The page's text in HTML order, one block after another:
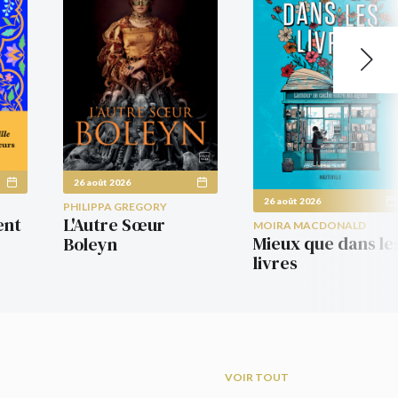
26 août 2026
PHILIPPA GREGORY
L'Autre Sœur
Boleyn
26 août 2026
MOIRA MACDONALD
Mieux que dans
livres
VOIR TOUT